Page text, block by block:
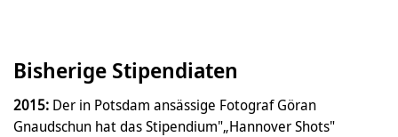
Bisherige Stipendiaten
2015: Der in Potsdam ansässige Fotograf Göran
Gnaudschun hat das Stipendium"„Hannover Shots"